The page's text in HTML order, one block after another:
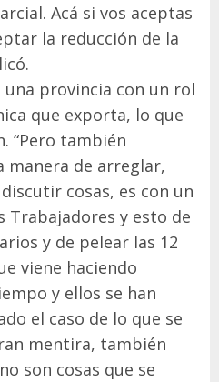
Acá si vos aceptas
la reducción de la
una provincia con un rol
que exporta, lo que
“Pero también
manera de arreglar,
cosas, es con un
Trabajadores y esto de
y de pelear las 12
viene haciendo
y ellos se han
el caso de lo que se
mentira, también
son cosas que se